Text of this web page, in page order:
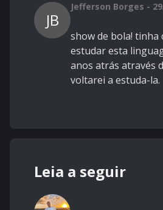
JB
Jefferson Borges -
show de bola! tinha
estudar esta
anos atrás através
voltarei a estuda-la.
Leia a seguir